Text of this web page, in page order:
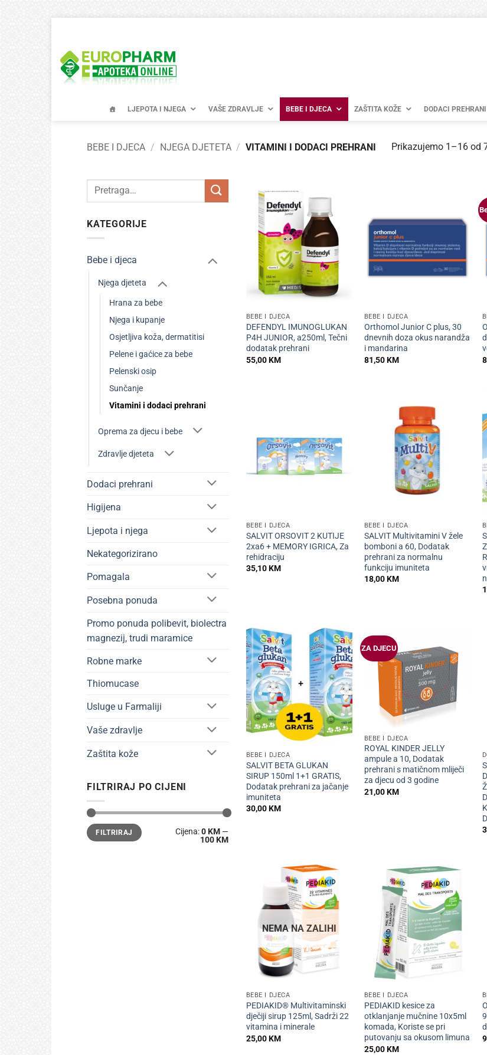
content
LJEPOTA I NJEGA VAŠE ZDRAVLJE BEBE I DJECA ZAŠTITA KOŽE DODACI PREHRANI
BEBE I DJECA / NJEGA DJETETA / VITAMINI I DODACI PREHRANI Prikazujemo 1–16 od
Pretraži:
KATEGORIJE
Bebe i djeca
Njega djeteta
Hrana za bebe
Njega i kupanje
Osjetljiva koža, dermatitisi
Pelene i gaćice za bebe
Pelenski osip
Sunčanje
Vitamini i dodaci prehrani
Oprema za djecu i bebe
Zdravlje djeteta
Dodaci prehrani
Higijena
Ljepota i njega
Nekategorizirano
Pomagala
Posebna ponuda
Promo ponuda polibevit, biolectra
magnezij, trudi maramice
Robne marke
Thiomucase
Usluge u Farmaliji
Vaše zdravlje
Zaštita kože
FILTRIRAJ PO CIJENI
Min
cijena
Maks
cijenaFILTRIRAJ Cijena:0 KM —
100 KM
+
BEBE I DJECA
DEFENDYL IMUNOGLUKAN
P4H JUNIOR, a250ml, Tečni
dodatak prehrani
55,00KM
BEBE I DJECA
Orthomol Junior C plus, 30
dnevnih doza okus narandža
i mandarina
81,50KM
BEBE I DJECA
SALVIT ORSOVIT 2 KUTIJE
2xa6 + MEMORY IGRICA, Za
rehidraciju
35,10KM
BEBE I DJECA
SALVIT Multivitamini V žele
bomboni a 60, Dodatak
prehrani za normalnu
funkciju imuniteta
18,00KM
+
BEBE I DJECA
SALVIT BETA GLUKAN
SIRUP 150ml 1+1 GRATIS,
Dodatak prehrani za jačanje
imuniteta
30,00KM
ZA DJECU
+
BEBE I DJECA
ROYAL KINDER JELLY
ampule a 10, Dodatak
prehrani s matičnom mliječi
za djecu od 3 godine
21,00KM
+
NEMA NA ZALIHI
BEBE I DJECA
PEDIAKID® Multivitaminski
dječiji sirup 125ml, Sadrži 22
vitamina i minerale
25,00KM
+
BEBE I DJECA
PEDIAKID kesice za
otklanjanje mučnine 10x5ml
komada, Koriste se pri
putovanju sa okusom limuna
25,00KM